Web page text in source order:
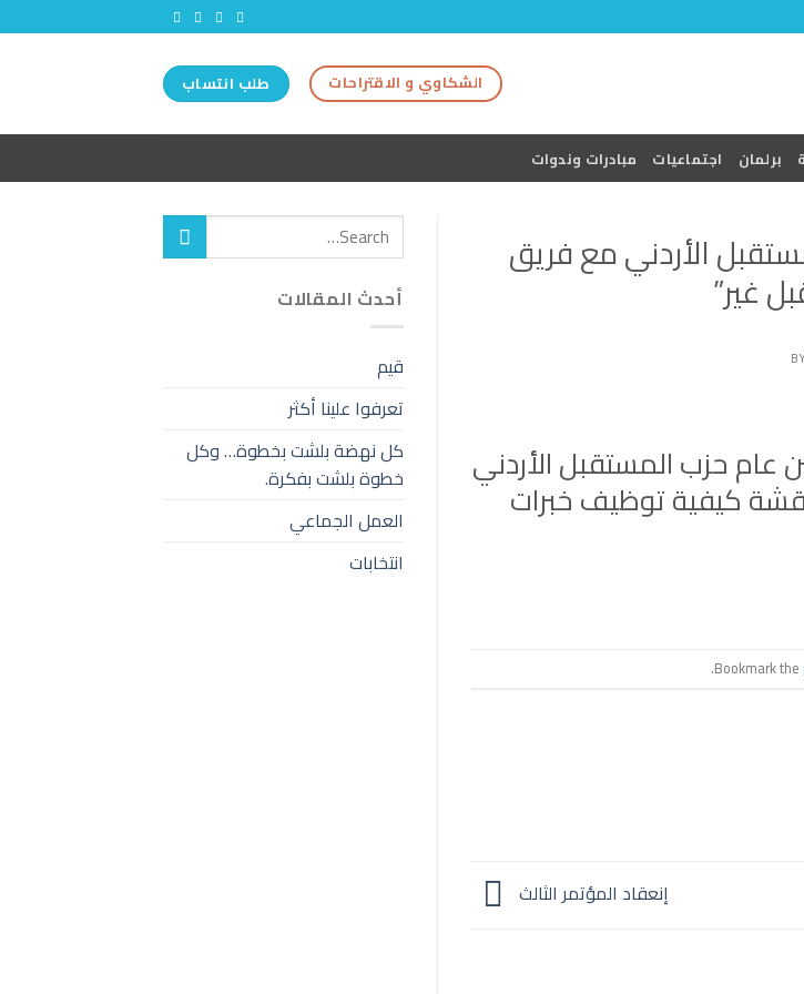
الشكاوي و الاقتراحات طلب انتساب
برلمان اجتماعيات مبادرات وندوات
الأردني مع فريق
غير”
عام حزب المستقبل الأردني
كيفية توظيف خبرات
.
إنعقاد المؤتمر الثالث
أحدث المقالات
قيم
تعرفوا علينا أكثر
كل نهضة بلشت بخطوة… وكل
خطوة بلشت بفكرة.
العمل الجماعي
انتخابات